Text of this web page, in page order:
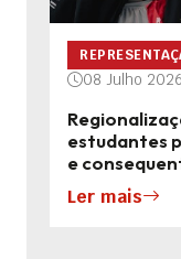
08 Julho 2026
estudantes
e
Ler mais